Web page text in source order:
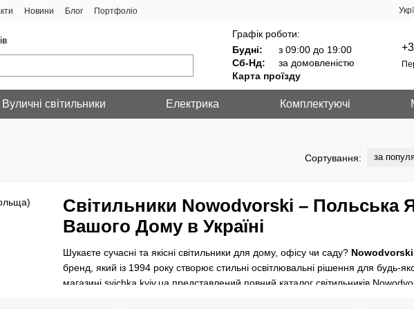
Новини Блог Портфоліо Укр
Графік роботи:
Будні:
з 09:00 до 19:00
Сб-Нд:
за домовленістю
Карта проїзду
Вуличні світильники Електрика Комплектуючі
Сортування: за
Світильники Nowodvorski – Польська
Вашого Дому в Україні
Шукаєте сучасні та якісні світильники для дому, офісу чи саду?
бренд, який із 1994 року створює стильні освітлювальні рішення для будь-
магазині svichka.kyiv.ua представлений повний каталог світильників